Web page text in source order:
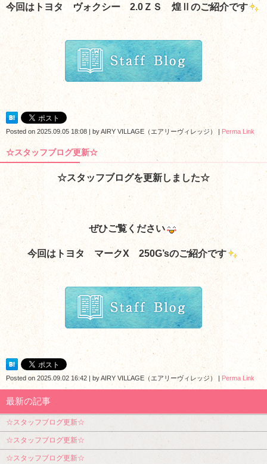
今回はトヨタ ヴォクシー 2.0ＺＳ 煌Ⅱ のご紹介です
Posted on 2025.09.05 18:08 | byAIRY VILLAGE（エアリーヴィレッジ） | Perma Link
☆スタッフブログ更新☆
☆スタッフブログを更新しました☆
ぜひご覧ください
今回はトヨタ マークX 250G’sのご紹介です
Posted on 2025.09.02 16:42 byAIRY VILLAGE（エアリーヴィレッジ） Perma Link
最新の記事
☆スタッフブログ更新☆
☆スタッフブログ更新☆
☆スタッフブログ更新☆